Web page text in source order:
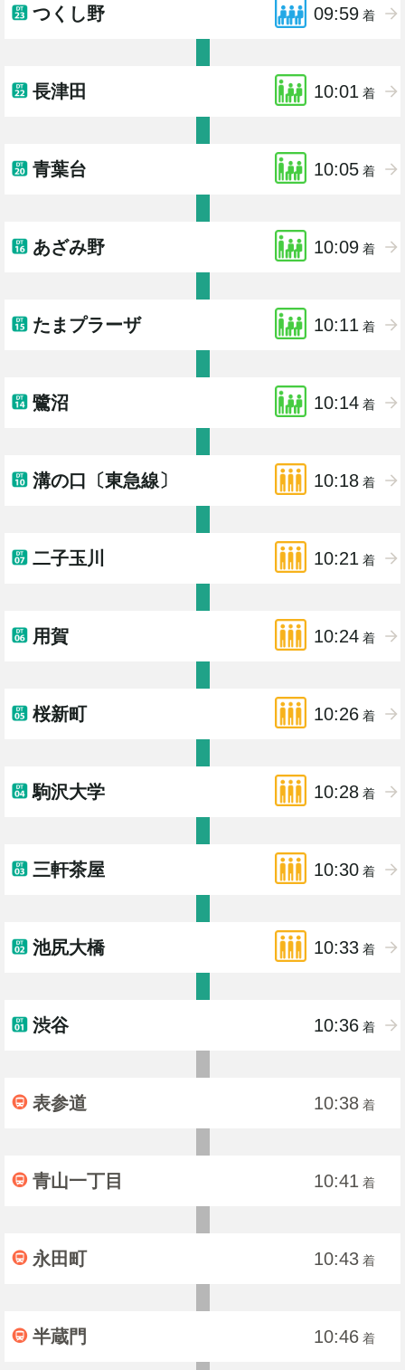
つくし野 09:59 着
長津田 10:01 着
青葉台 10:05 着
あざみ野 10:09 着
たまプラーザ 10:11 着
鷺沼 10:14 着
溝の口〔東急線〕 10:18 着
二子玉川 10:21 着
用賀 10:24 着
桜新町 10:26 着
駒沢大学 10:28 着
三軒茶屋 10:30 着
池尻大橋 10:33 着
渋谷 10:36 着
表参道 10:38 着
青山一丁目 10:41 着
永田町 10:43 着
半蔵門 10:46 着